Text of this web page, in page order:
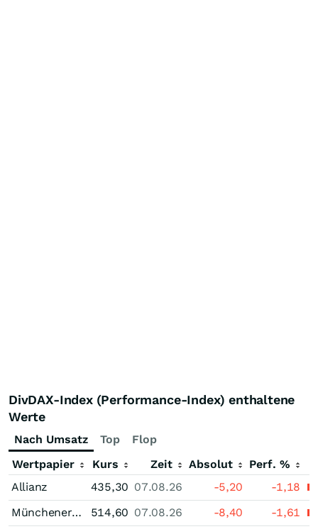
DivDAX-Index (Performance-Index) enthaltene
Werte
Nach Umsatz Top
Flop
Wertpapier
Kurs Zeit Absolut
Perf. %
Allianz
435,30 07.08.26 -5,20
-1,18
Münchener Rück
514,60 07.08.26 -8,40
-1,61